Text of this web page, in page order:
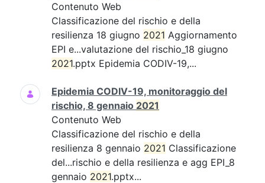
Contenuto Web
Classificazione del rischio e della
resilienza 18 giugno 2021 Aggiornamento
EPI e...valutazione del rischio_18 giugno
2021.pptx Epidemia CODIV-19,...
Epidemia CODIV-19, monitoraggio del
rischio, 8 gennaio 2021
Contenuto Web
Classificazione del rischio e della
resilienza 8 gennaio 2021 Classificazione
del...rischio e della resilienza e agg EPI_8
gennaio 2021.pptx...